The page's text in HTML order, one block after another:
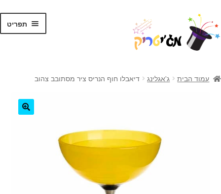
דלג
לניווט
לדלג
לתוכן
תפריט
עמוד הבית ג'אגלינג דיאבלו חוף הנריס ציר מסתובב צהוב